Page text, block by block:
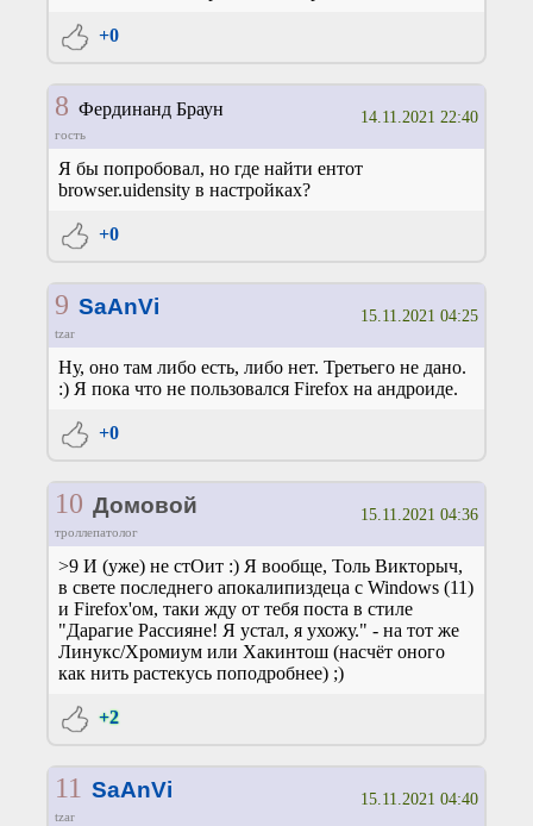
+0
8 Фердинанд Браун
гость
14.11.2021 22:40
Я бы попробовал, но где найти ентот
browser.uidensity в настройках?
+0
9 SaAnVi
tzar
15.11.2021 04:25
Ну, оно там либо есть, либо нет. Третьего не дано.
:) Я пока что не пользовался Firefox на андроиде.
+0
10 Домовой
троллепатолог
15.11.2021 04:36
>9 И (уже) не стОит :) Я вообще, Толь Викторыч,
в свете последнего апокалипиздеца с Windows (11)
и Firefox'ом, таки жду от тебя поста в стиле
"Дарагие Рассияне! Я устал, я ухожу." - на тот же
Линукс/Хромиум или Хакинтош (насчёт оного
как нить растекусь поподробнее) ;)
+2
11 SaAnVi
tzar
15.11.2021 04:40